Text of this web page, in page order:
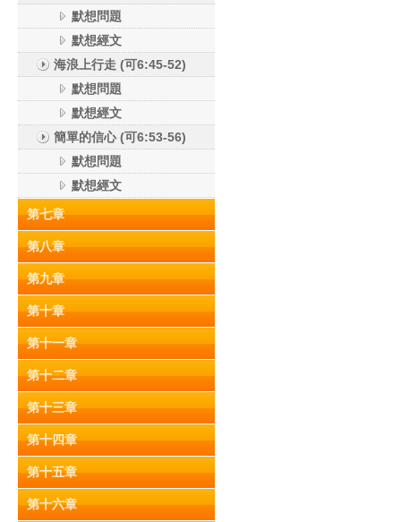
默想問題
默想經文
海浪上行走 (可6:45-52)
默想問題
默想經文
簡單的信心 (可6:53-56)
默想問題
默想經文
第七章
第八章
第九章
第十章
第十一章
第十二章
第十三章
第十四章
第十五章
第十六章